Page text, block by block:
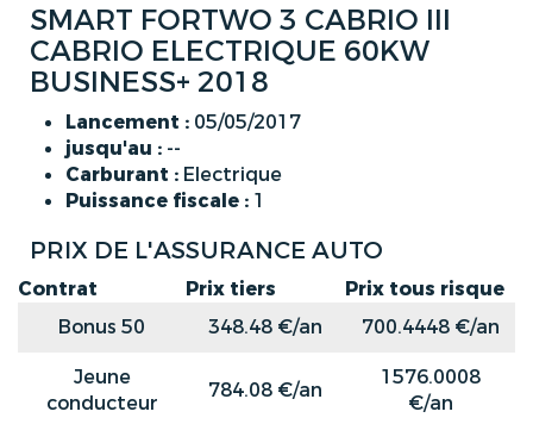
SMART FORTWO 3 CABRIO III
CABRIO ELECTRIQUE 60KW
BUSINESS+ 2018
Lancement : 05/05/2017
jusqu'au : --
Carburant : Electrique
Puissance fiscale : 1
PRIX DE L'ASSURANCE AUTO
Contrat Prix tiers
Prix tous risque
Bonus 50
348.48 €/an
700.4448 €/an
Jeune
conducteur
784.08 €/an
1576.0008
€/an